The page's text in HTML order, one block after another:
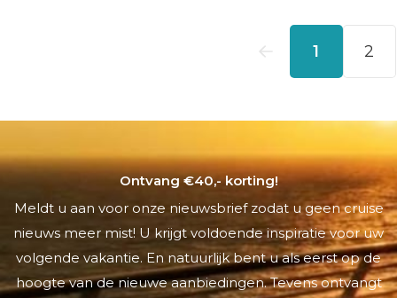
Ontvang €40,- korting!
Meldt u aan voor onze nieuwsbrief zodat u geen cruise
nieuws meer mist! U krijgt voldoende inspiratie voor uw
volgende vakantie. En natuurlijk bent u als eerst op de
hoogte van de nieuwe aanbiedingen. Tevens ontvangt